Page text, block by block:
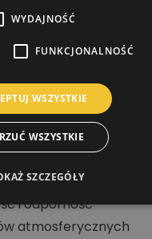
dachów,
oraz wykonywania
Polski dla klientów
blaszanych
hal oraz
stali,
i odporność
atmosferycznych
WYDAJNOŚĆ
FUNKCJONALNOŚĆ
WSZYSTKIE
WSZYSTKIE
SZCZEGÓŁY